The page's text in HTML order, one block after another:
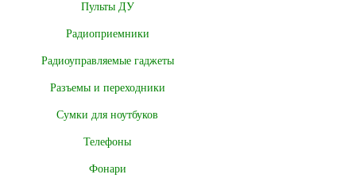
Пульты ДУ
Радиоприемники
Радиоуправляемые гаджеты
Разъемы и переходники
Сумки для ноутбуков
Телефоны
Фонари